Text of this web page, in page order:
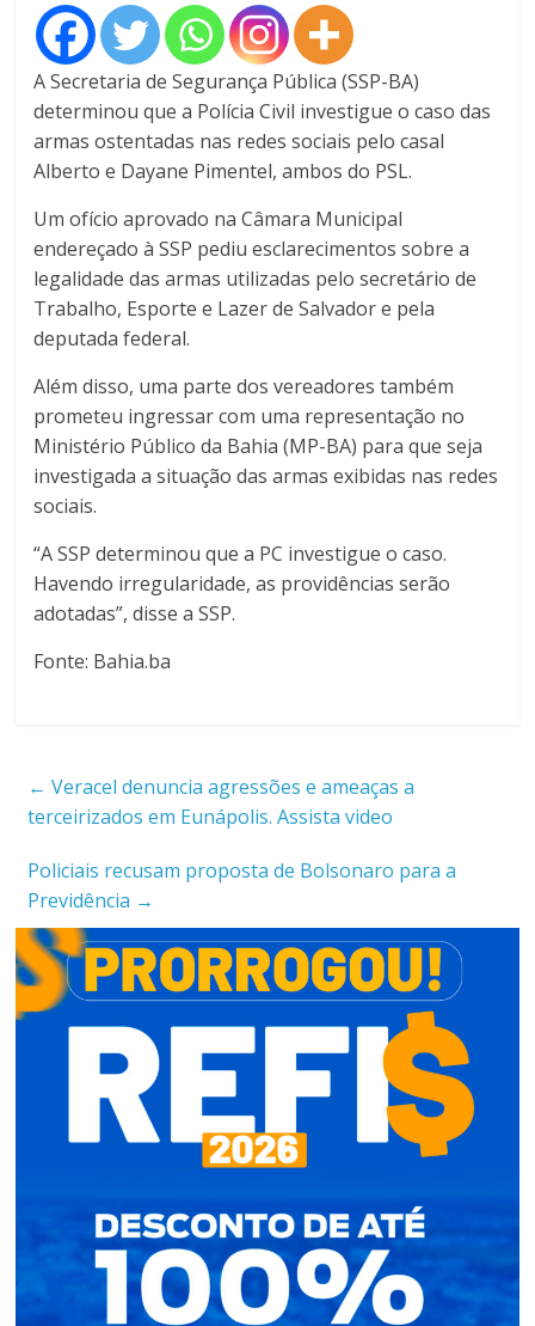
A Secretaria de Segurança Pública (SSP-BA)
determinou que a Polícia Civil investigue o caso das
armas ostentadas nas redes sociais pelo casal
Alberto e Dayane Pimentel, ambos do PSL.
Um ofício aprovado na Câmara Municipal
endereçado à SSP pediu esclarecimentos sobre a
legalidade das armas utilizadas pelo secretário de
Trabalho, Esporte e Lazer de Salvador e pela
deputada federal.
Além disso, uma parte dos vereadores também
prometeu ingressar com uma representação no
Ministério Público da Bahia (MP-BA) para que seja
investigada a situação das armas exibidas nas redes
sociais.
“A SSP determinou que a PC investigue o caso.
Havendo irregularidade, as providências serão
adotadas”, disse a SSP.
Fonte: Bahia.ba
← Veracel denuncia agressões e ameaças a
terceirizados em Eunápolis. Assista video
Policiais recusam proposta de Bolsonaro para a
Previdência →